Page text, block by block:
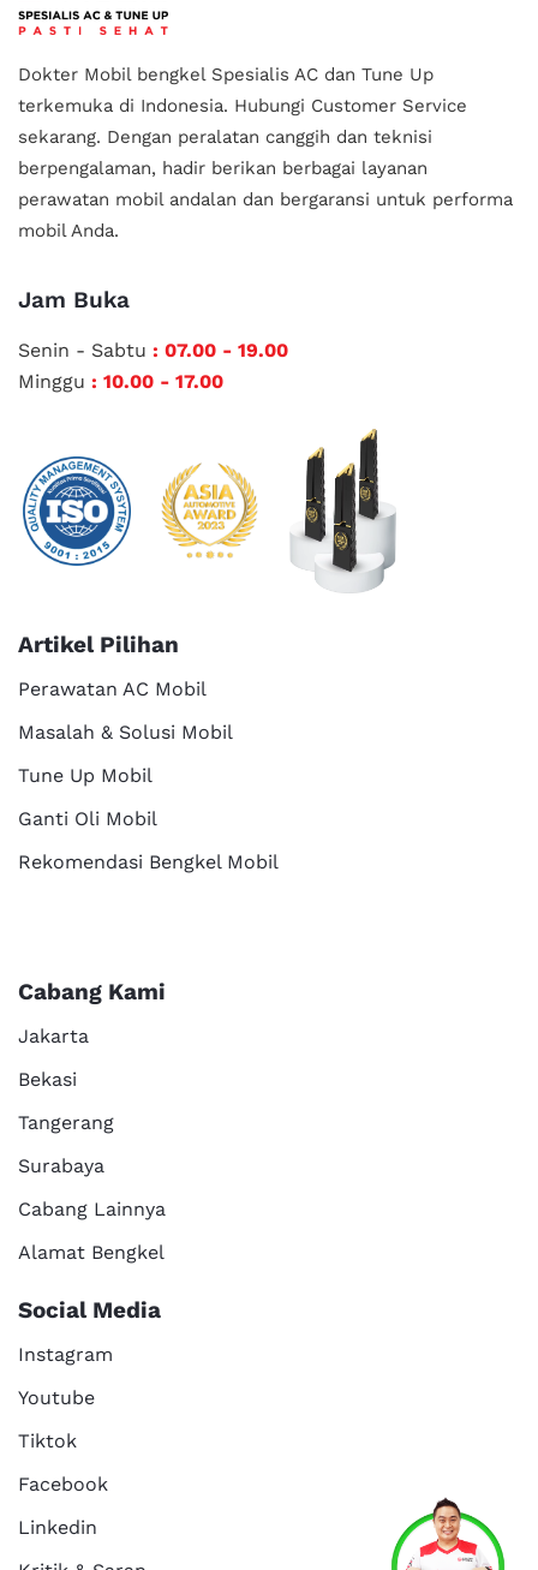
Services About Us
Dokter Mobil bengkel Spesialis AC dan Tune Up
terkemuka di Indonesia. Hubungi Customer Service
sekarang. Dengan peralatan canggih dan teknisi
berpengalaman, hadir berikan berbagai layanan
perawatan mobil andalan dan bergaransi untuk performa
mobil Anda.
Jam Buka
Senin - Sabtu : 07.00 - 19.00
Minggu : 10.00 - 17.00
Artikel Pilihan
Perawatan AC Mobil
Masalah & Solusi Mobil
Tune Up Mobil
Ganti Oli Mobil
Rekomendasi Bengkel Mobil
Cabang Kami
Jakarta
Bekasi
Tangerang
Surabaya
Cabang Lainnya
Alamat Bengkel
Social Media
Instagram
Youtube
Tiktok
Facebook
Linkedin